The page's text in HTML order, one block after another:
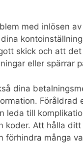
med inlösen
skick och att
eller spärrar
dina
Föråldrad
leda till
koder. Att hålla
förhindra många